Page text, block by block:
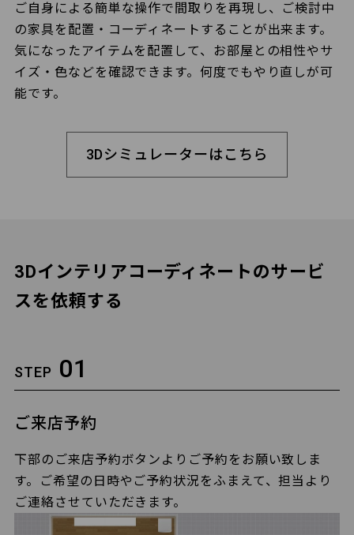
ご自身による簡単な操作で間取りを再現し、ご検討中
の家具を配置・コーディネートすることが出来ます。
気になったアイテムを配置して、お部屋との相性やサ
イズ・色などを確認できます。何度でもやり直しが可
能です。
3Dシミュレーターはこちら
3Dインテリアコーディネートのサービ
スを依頼する
STEP 01
ご来店予約
下部のご来店予約ボタンよりご予約をお願い致しま
す。ご希望の日時やご予約状況をふまえて、担当より
ご連絡させていただきます。